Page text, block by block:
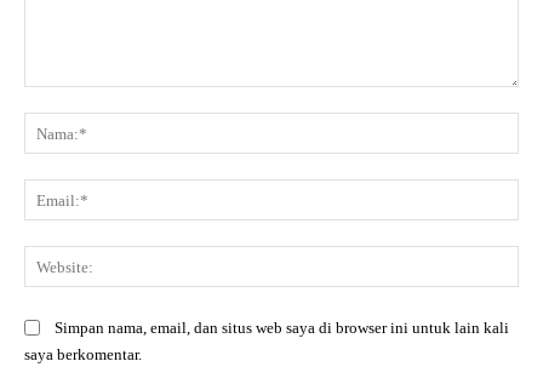
Simpan nama, email, dan situs web saya di browser ini untuk lain kali
saya berkomentar.